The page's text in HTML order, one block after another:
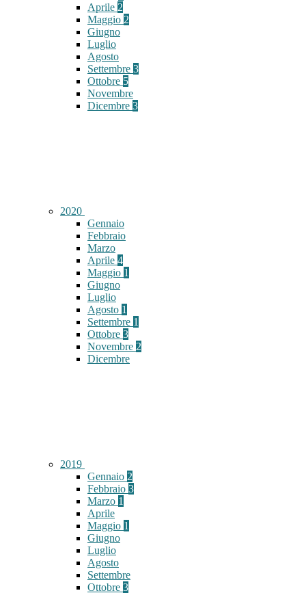
Aprile 2
Maggio 2
Giugno
Luglio
Agosto
Settembre 3
Ottobre 5
Novembre
Dicembre 3
2020
Gennaio
Febbraio
Marzo
Aprile 4
Maggio 1
Giugno
Luglio
Agosto 1
Settembre 1
Ottobre 3
Novembre 2
Dicembre
2019
Gennaio 2
Febbraio 3
Marzo 1
Aprile
Maggio 1
Giugno
Luglio
Agosto
Settembre
Ottobre 3